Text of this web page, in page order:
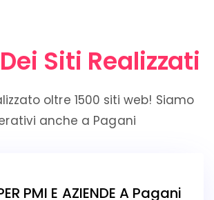
Siti Realizzati
oltre 1500 siti web! Siamo
anche a Pagani
PMI E AZIENDE A Pagani